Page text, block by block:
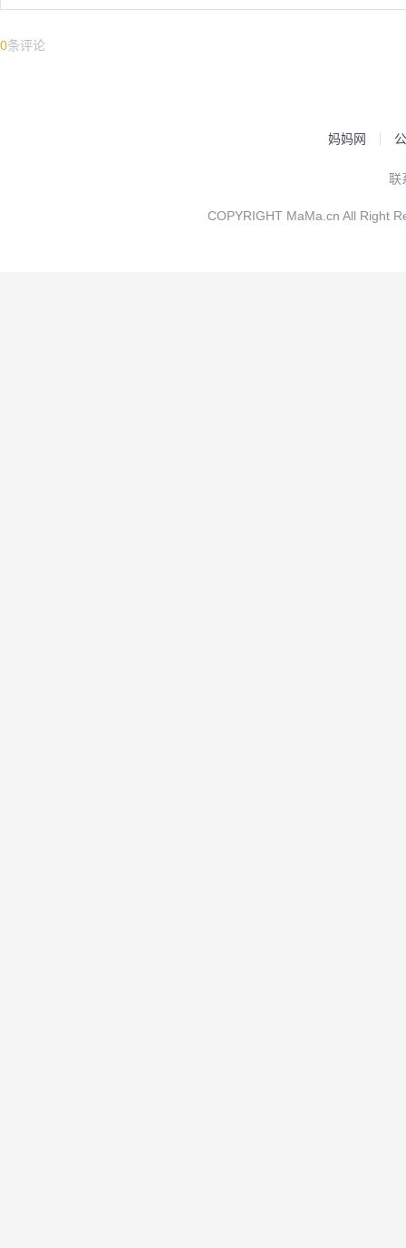
0条评论
妈妈网
联
COPYRIGHT MaMa.cn All Right